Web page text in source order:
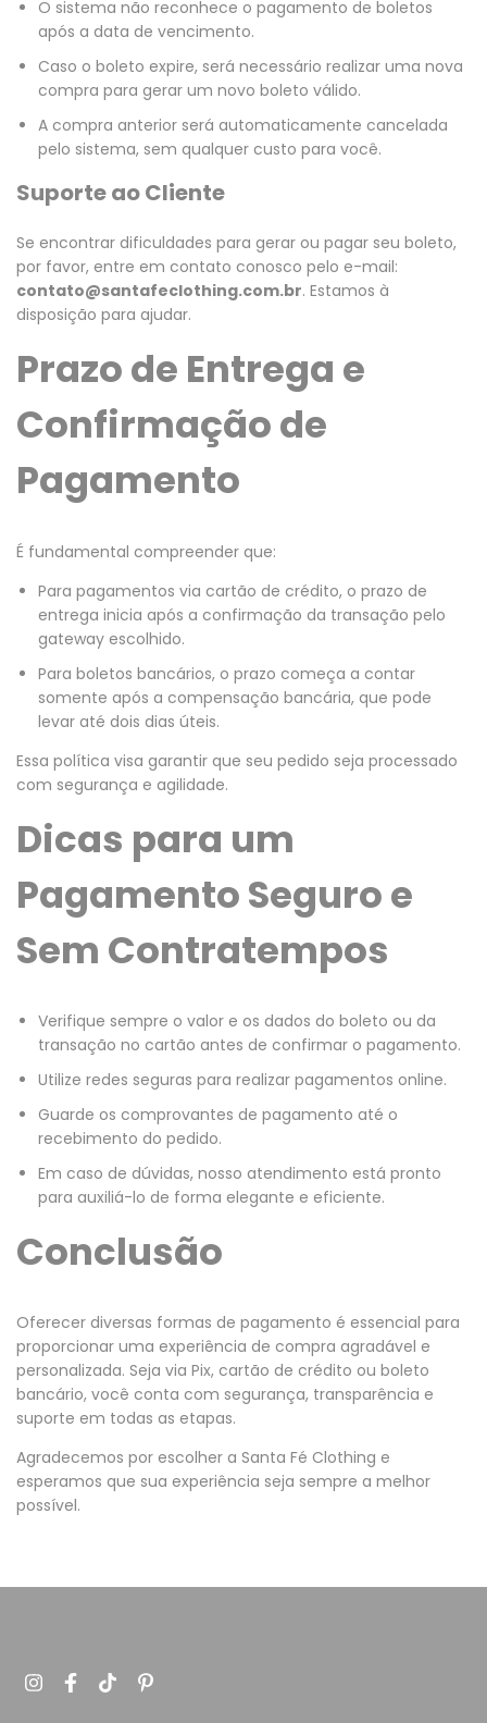
O sistema não reconhece o pagamento de boletos
após a data de vencimento.
Caso o boleto expire, será necessário realizar uma nova
compra para gerar um novo boleto válido.
A compra anterior será automaticamente cancelada
pelo sistema, sem qualquer custo para você.
Suporte ao Cliente
Se encontrar dificuldades para gerar ou pagar seu boleto,
por favor, entre em contato conosco pelo e-mail:
contato@santafeclothing.com.br. Estamos à
disposição para ajudar.
Prazo de Entrega e
Confirmação de
Pagamento
É fundamental compreender que:
Para pagamentos via cartão de crédito, o prazo de
entrega inicia após a confirmação da transação pelo
gateway escolhido.
Para boletos bancários, o prazo começa a contar
somente após a compensação bancária, que pode
levar até dois dias úteis.
Essa política visa garantir que seu pedido seja processado
com segurança e agilidade.
Dicas para um
Pagamento Seguro e
Sem Contratempos
Verifique sempre o valor e os dados do boleto ou da
transação no cartão antes de confirmar o pagamento.
Utilize redes seguras para realizar pagamentos online.
Guarde os comprovantes de pagamento até o
recebimento do pedido.
Em caso de dúvidas, nosso atendimento está pronto
para auxiliá-lo de forma elegante e eficiente.
Conclusão
Oferecer diversas formas de pagamento é essencial para
proporcionar uma experiência de compra agradável e
personalizada. Seja via Pix, cartão de crédito ou boleto
bancário, você conta com segurança, transparência e
suporte em todas as etapas.
Agradecemos por escolher a Santa Fé Clothing e
esperamos que sua experiência seja sempre a melhor
possível.